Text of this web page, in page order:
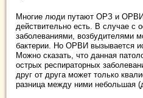
Многие люди путают ОРЗ и
действительно есть. В случае с
заболеваниями, возбудителями
бактерии. Но ОРВИ вызывается
Можно сказать, что данная
острых респираторных
друг от друга может только
разница между ними небольшая